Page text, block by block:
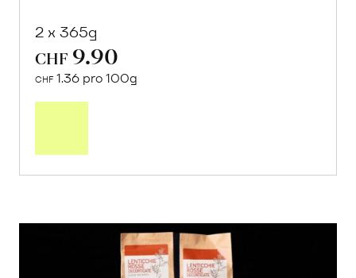
2 x 365g
CHF 9.90
CHF 1.36 pro 100g